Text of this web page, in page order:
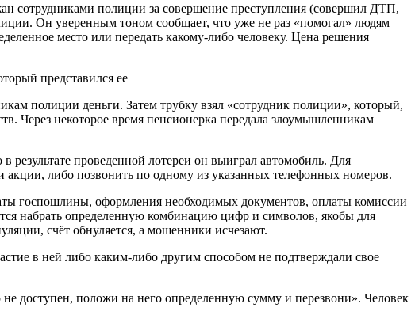
сотрудниками полиции за совершение преступления (совершил ДТП,
Он уверенным тоном сообщает, что уже не раз «помогал» людям
место или передать какому-либо человеку. Цена решения
представился ее
полиции деньги. Затем трубку взял «сотрудник полиции», который,
Через некоторое время пенсионерка передала злоумышленникам
результате проведенной лотереи он выиграл автомобиль. Для
акции, либо позвонить по одному из указанных телефонных номеров.
госпошлины, оформления необходимых документов, оплаты комиссии
набрать определенную комбинацию цифр и символов, якобы для
счёт обнуляется, а мошенники исчезают.
в ней либо каким-либо другим способом не подтверждали свое
доступен, положи на него определенную сумму и перезвони». Человек